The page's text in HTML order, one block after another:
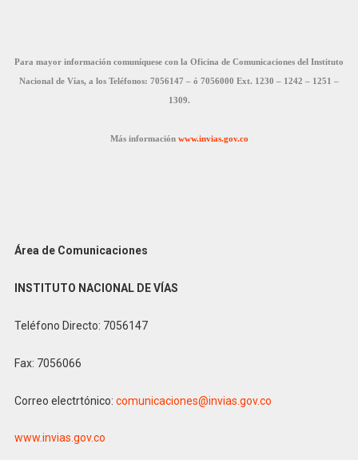
Para mayor información comuníquese con la Oficina de Comunicaciones del Instituto
Nacional de Vías, a los Teléfonos: 7056147 – ó 7056000 Ext. 1230 – 1242 – 1251 –
1309.
Más información www.invias.gov.co
Área de Comunicaciones
INSTITUTO NACIONAL DE VÍAS
Teléfono Directo: 7056147
Fax: 7056066
Correo electrtónico: comunicaciones@invias.gov.co
www.invias.gov.co